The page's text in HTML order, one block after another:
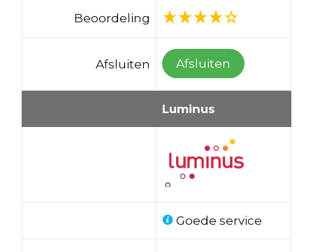
Beoordeling
Afsluiten Afsluiten
Luminus
Goede service